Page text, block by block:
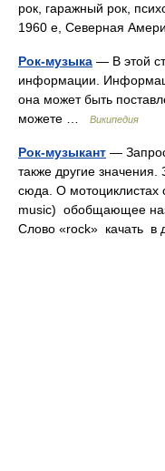
рок, гаражный рок,
1960 е, Северная
Рок-музыка — В этой
информации.
она может быть
можете …
Википедия
Рок-музыкант —
также другие
сюда. О мотоциклистах
music) обобщающее
Слово «rock» качать